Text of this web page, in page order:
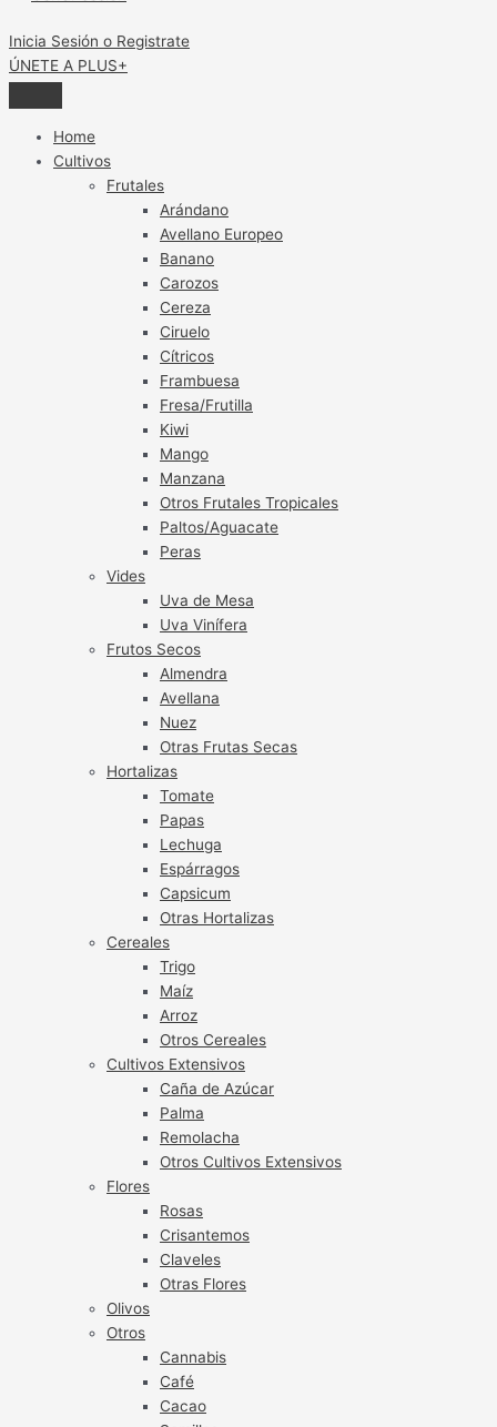
Inicia Sesión o Registrate
ÚNETE A PLUS+
Home
Cultivos
Frutales
Arándano
Avellano Europeo
Banano
Carozos
Cereza
Ciruelo
Cítricos
Frambuesa
Fresa/Frutilla
Kiwi
Mango
Manzana
Otros Frutales Tropicales
Paltos/Aguacate
Peras
Vides
Uva de Mesa
Uva Vinífera
Frutos Secos
Almendra
Avellana
Nuez
Otras Frutas Secas
Hortalizas
Tomate
Papas
Lechuga
Espárragos
Capsicum
Otras Hortalizas
Cereales
Trigo
Maíz
Arroz
Otros Cereales
Cultivos Extensivos
Caña de Azúcar
Palma
Remolacha
Otros Cultivos Extensivos
Flores
Rosas
Crisantemos
Claveles
Otras Flores
Olivos
Otros
Cannabis
Café
Cacao